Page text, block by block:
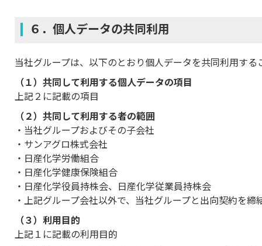
６．個人データの共同利用
当社グループは、以下のとおり個人データを共同利用する
（１）共同して利用する個人データの項目
上記２に記載の項目
（２）共同して利用する者の範囲
当社グループおよびその子会社
サンアグロ株式会社
日産化学労働組合
日産化学健康保険組合
日産化学役員持株会、日産化学従業員持株会
上記グループ会社以外で、当社グループと出向契約を締
（３）利用目的
上記１に記載の利用目的